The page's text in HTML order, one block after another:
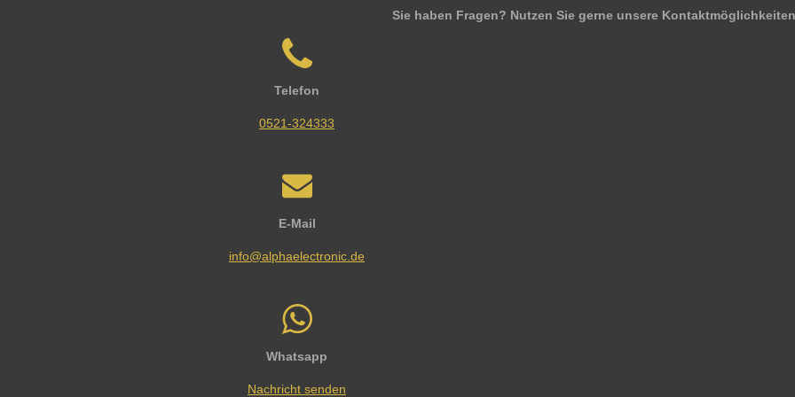
Sie haben Fragen? Nutzen Sie gerne unsere
Telefon
0521-324333
E-Mail
info@alphaelectronic.de
Whatsapp
Nachricht senden